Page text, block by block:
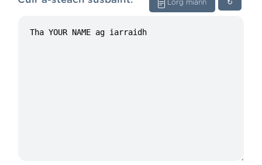
↻
Lorg miann